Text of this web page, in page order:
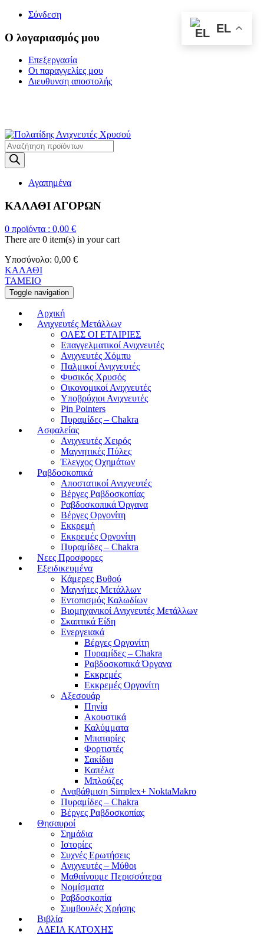
Σύνδεση
Ο λογαριασμός μου
Επεξεργασία
Οι παραγγελίες μου
Διευθυνση αποστολής
Products
search
Αγαπημένα
ΚΑΛΑΘΙ ΑΓΟΡΩΝ
0 προϊόντα : 0,00 €
There are 0 item(s) in your cart
Υποσύνολο: 0,00 €
ΚΑΛΑΘΙ
ΤΑΜΕΙΟ
Toggle navigation
Αρχική
Ανιχνευτές Μετάλλων
ΟΛΕΣ ΟΙ ΕΤΑΙΡΙΕΣ
Επαγγελματικοί Ανιχνευτές
Ανιχνευτές Χόμπυ
Παλμικοί Ανιχνευτές
Φυσικός Χρυσός
Οικονομικοί Ανιχνευτές
Υποβρύχιοι Ανιχνευτές
Pin Pointers
Πυραμίδες – Chakra
Ασφαλείας
Ανιχνευτές Χειρός
Μαγνητικές Πύλες
Έλεγχος Οχημάτων
Ραβδοσκοπικά
Αποστατικοί Ανιχνευτές
Βέργες Ραβδοσκοπίας
Ραβδοσκοπικά Όργανα
Βέργες Οργονίτη
Εκκρεμή
Εκκρεμές Οργονίτη
Πυραμίδες – Chakra
Νεες Προσφορες
Εξειδικευμένα
Κάμερες Βυθού
Μαγνήτες Μετάλλων
Εντοπισμός Καλωδίων
Βιομηχανικοί Ανιχνευτές Μετάλλων
Σκαπτικά Είδη
Ενεργειακά
Βέργες Οργονίτη
Πυραμίδες – Chakra
Ραβδοσκοπικά Όργανα
Εκκρεμές
Εκκρεμές Οργονίτη
Αξεσουάρ
Πηνία
Ακουστικά
Καλύμματα
Μπαταρίες
Φορτιστές
Σακίδια
Καπέλα
Μπλούζες
Αναβάθμιση Simplex+ NoktaMakro
Πυραμίδες – Chakra
Βέργες Ραβδοσκοπίας
Θησαυροί
Σημάδια
Ιστορίες
Συχνές Ερωτήσεις
Ανιχνευτές – Μύθοι
Μαθαίνουμε Περισσότερα
Νομίσματα
Ραβδοσκοπία
Συμβουλές Χρήσης
Βιβλία
ΑΔΕΙΑ ΚΑΤΟΧΗΣ
EL